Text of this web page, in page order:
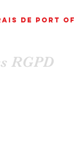
DE PORT
RGPD